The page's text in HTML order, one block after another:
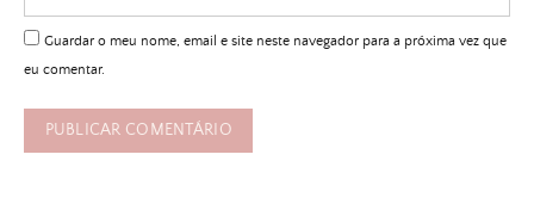
Guardar o meu nome, email e site neste navegador para a próxima vez que
eu comentar.